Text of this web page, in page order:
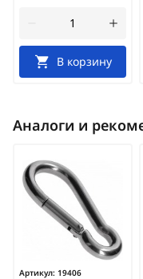
В корзину
Аналоги и
Артикул: 19406